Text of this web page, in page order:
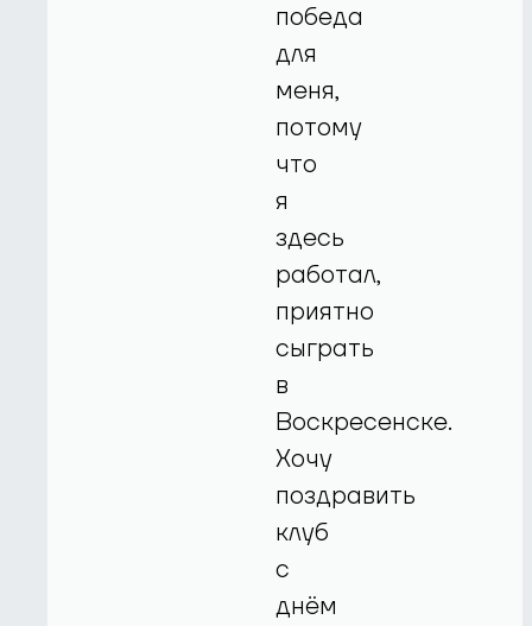
победа
для
меня,
потому
что
я
здесь
работал,
приятно
сыграть
в
Воскресенске.
Хочу
поздравить
клуб
с
днём